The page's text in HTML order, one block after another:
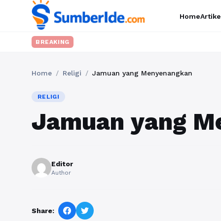
Home
BREAKING
Home / Religi / Jamuan yang Menyenangkan
RELIGI
Jamuan yang
Editor
Author
Share: